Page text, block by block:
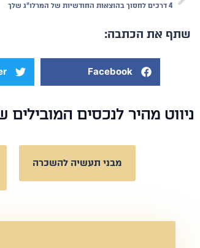
4 דרכים לחסוך בהוצאות החודשיות של המרלו"ג שלך
שתף את הכתבה:
Facebook
ניווט מהיר לנכסים המובילים
מבני תעשיה להשכרה